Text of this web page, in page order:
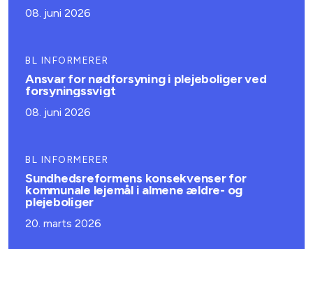
08. juni 2026
BL INFORMERER
Ansvar for nødforsyning i plejeboliger ved
forsyningssvigt
08. juni 2026
BL INFORMERER
Sundhedsreformens konsekvenser for
kommunale lejemål i almene ældre- og
plejeboliger
20. marts 2026